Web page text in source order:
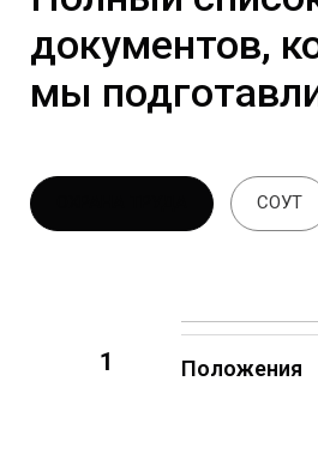
документов,
мы
СОУТ
1 Положения